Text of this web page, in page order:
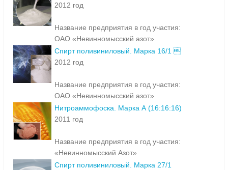
2012 год
Название предприятия в год участия:
ОАО «Невинномысский азот»
Спирт поливиниловый. Марка 16/1 
2012 год
Название предприятия в год участия:
ОАО «Невинномысский азот»
Нитроаммофоска. Марка А (16:16:16)
2011 год
Название предприятия в год участия:
«Невинномысский Азот»
Спирт поливиниловый. Марка 27/1